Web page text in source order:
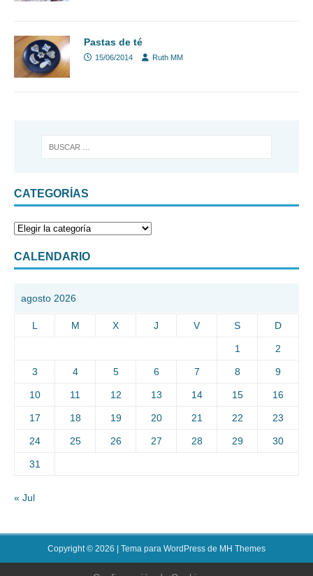
Pastas de té
15/06/2014 Ruth MM
CATEGORÍAS
CALENDARIO
agosto 2026
L M X J V S D
1 2
3 4 5 6 7 8 9
10 11 12 13 14 15 16
17 18 19 20 21 22 23
24 25 26 27 28 29 30
31
« Jul
Copyright © 2026 | Tema para WordPress de MH Themes